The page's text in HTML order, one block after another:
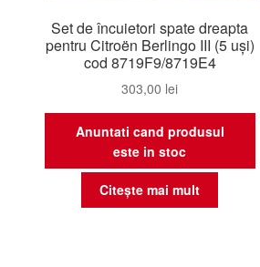
Set de încuietori spate dreapta
pentru Citroën Berlingo III (5 uși)
cod 8719F9/8719E4
303,00 lei
Anuntati cand produsul
este in stoc
Citește mai mult